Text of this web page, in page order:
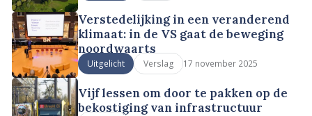
Verstedelijking in een veranderend
klimaat: in de VS gaat de beweging
noordwaarts
Uitgelicht Verslag 17 november 2025
Vijf lessen om door te pakken op de
bekostiging van infrastructuur